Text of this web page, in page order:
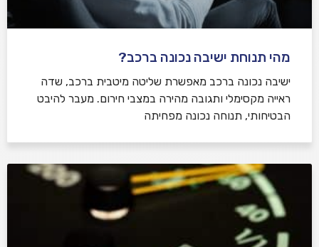
מהי תנוחת ישיבה נכונה ברכב?
ישיבה נכונה ברכב מאפשרת שליטה מיטבית ברכב, שדה
ראייה מקסימלי ותגובה מהירה במצבי חירום. מעבר להיבט
הבטיחותי, תנוחה נכונה מפחיתה